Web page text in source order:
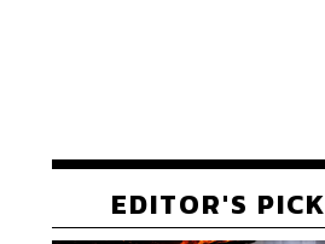
EDITOR'S PICK